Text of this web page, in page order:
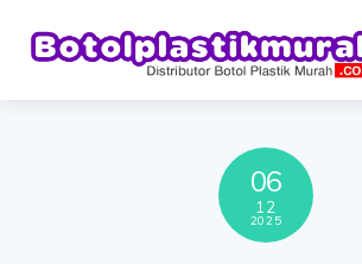
06
12
2025